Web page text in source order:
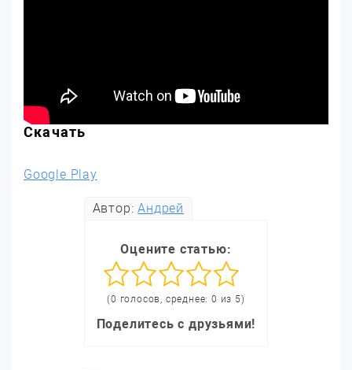
Скачать
Google Play
Автор:Андрей
Оцените статью:
(0 голосов, среднее: 0 из 5)
Поделитесь с друзьями!